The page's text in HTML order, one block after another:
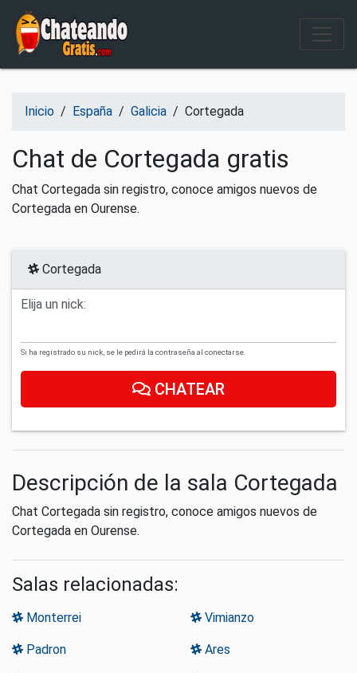
Salir del contenido
Inicio / España / Galicia / Cortegada
Chat de Cortegada gratis
Chat Cortegada sin registro, conoce amigos nuevos de
Cortegada en Ourense.
Cortegada
Elija un nick:
Si ha registrado su nick, se le pedirá la contraseña al conectarse.
CHATEAR
Descripción de la sala Cortegada
Chat Cortegada sin registro, conoce amigos nuevos de
Cortegada en Ourense.
Salas relacionadas:
Monterrei Vimianzo
Padron Ares